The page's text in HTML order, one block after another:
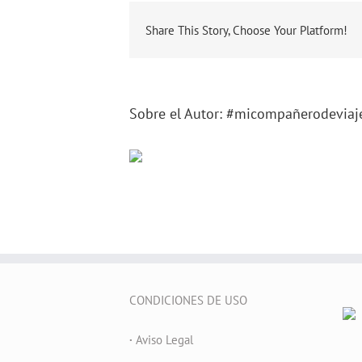
Share This Story, Choose Your Platform!
Sobre el Autor:
CONDICIONES DE USO
· Aviso Legal